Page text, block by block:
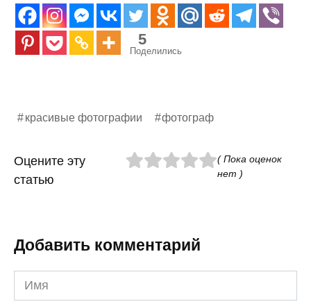
5
Поделились
красивые фотографии фотограф
Оцените эту
статью
( Пока оценок
нет )
Добавить комментарий
Имя
*